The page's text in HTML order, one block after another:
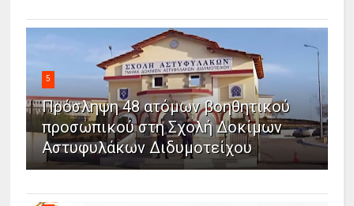
5
Πρόσληψη 48 ατόμων βοηθητικού
προσωπικού στη Σχολή Δοκίμων
Αστυφυλάκων Διδυμοτείχου